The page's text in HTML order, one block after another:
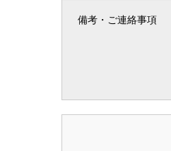
備考・ご連絡事項